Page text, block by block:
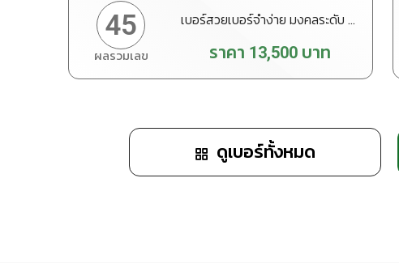
45
ผลรวมเลข
เบอร์สวยเบอร์จำง่าย มงคลระดับ VIP
ราคา 13,500 บาท
ดูเบอร์ทั้งหมด